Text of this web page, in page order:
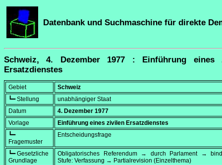
Datenbank und Suchmaschine für direkte
Schweiz, 4. Dezember 1977 : Einführung eines
Ersatzdienstes
Gebiet
Schweiz
┗━ Stellung
unabhängiger Staat
Datum
4. Dezember 1977
Vorlage
Einführung eines zivilen Ersatzdienstes
┗━
Fragemuster
Entscheidungsfrage
┗━ Gesetzliche
Grundlage
Obligatorisches Referendum → durch Parlament →
Stufe: Verfassung → Partialrevision (Einzelthema)